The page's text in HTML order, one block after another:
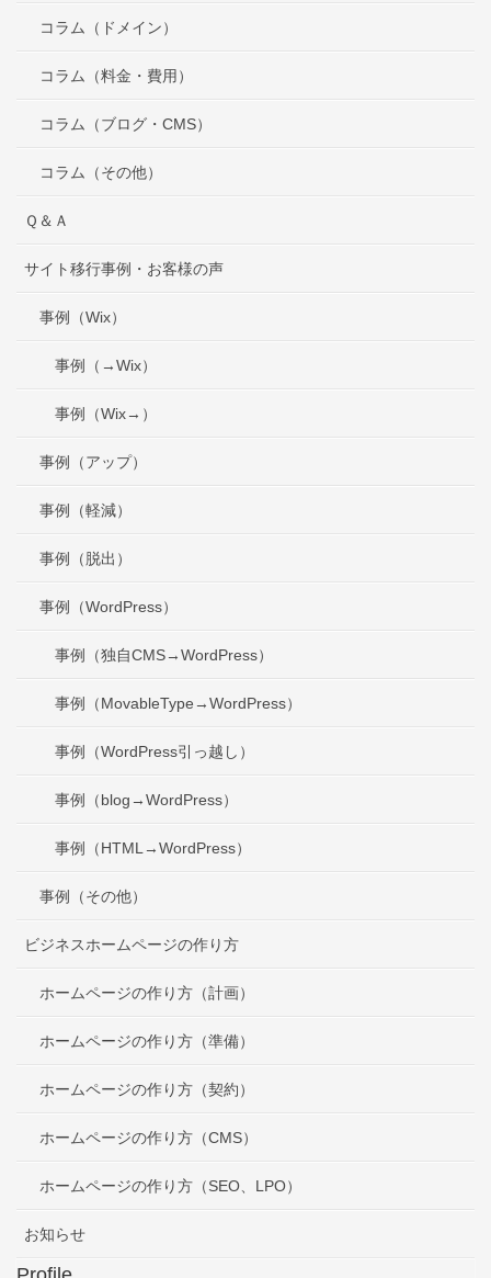
コラム（ドメイン）
コラム（料金・費用）
コラム（ブログ・CMS）
コラム（その他）
Ｑ＆Ａ
サイト移行事例・お客様の声
事例（Wix）
事例（→Wix）
事例（Wix→）
事例（アップ）
事例（軽減）
事例（脱出）
事例（WordPress）
事例（独自CMS→WordPress）
事例（MovableType→WordPress）
事例（WordPress引っ越し）
事例（blog→WordPress）
事例（HTML→WordPress）
事例（その他）
ビジネスホームページの作り方
ホームページの作り方（計画）
ホームページの作り方（準備）
ホームページの作り方（契約）
ホームページの作り方（CMS）
ホームページの作り方（SEO、LPO）
お知らせ